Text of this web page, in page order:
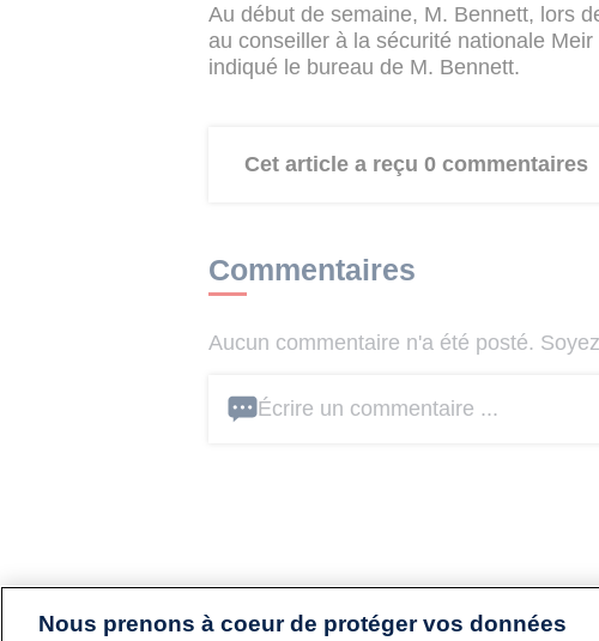
Au début de semaine, M. Bennett, lors
au conseiller à la sécurité nationale
indiqué le bureau de M. Bennett.
Cet article a reçu 0 commentaires
Commentaires
Aucun commentaire n'a été posté.
Écrire un commentaire ...
Nous prenons à coeur de protéger vos données